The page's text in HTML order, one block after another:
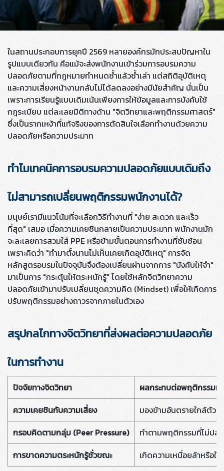
ในสถานประกอบการยุคปี 2569 หลายองค์กรมักประสบปัญหาใน
รูปแบบเดียวกัน คือแม้จะส่งพนักงานเข้าร่วมการอบรมความ
ปลอดภัยตามที่กฎหมายกำหนดซ้ำแล้วซ้ำเล่า แต่สถิติอุบัติเหตุ
และความเสี่ยงหน้างานกลับไม่ได้ลดลงอย่างมีนัยสำคัญ นั่นเป็น
เพราะการเรียนรู้แบบเดิมเน้นเพียงการให้ข้อมูลและการบังคับใช้
กฎระเบียบ แต่ละเลยมิติทางด้าน "จิตวิทยาและพฤติกรรมศาสตร์"
ซึ่งเป็นรากเหง้าที่แท้จริงของการตัดสินใจเลือกทำงานด้วยความ
ปลอดภัยหรือความประมาท
ทำไมเทคนิคการอบรมความปลอดภัยแบบเดิมถึง
ไม่สามารถเปลี่ยนพฤติกรรมพนักงานได้?
มนุษย์เรามีแนวโน้มที่จะเลือกวิธีทำงานที่ "ง่าย สะดวก และเร็ว
ที่สุด" เสมอ เมื่อความเคยชินกลายเป็นความประมาท พนักงานมัก
จะละเลยการสวมใส่ PPE หรือข้ามขั้นตอนการทำงานที่ซับซ้อน
เพราะคิดว่า "ทำมาตั้งนานไม่เห็นเคยเกิดอุบัติเหตุ" การจัด
หลักสูตรอบรมในปัจจุบันจึงต้องเปลี่ยนผ่านจากการ "บังคับให้จำ"
มาเป็นการ "กระตุ้นให้ตระหนักรู้" โดยใช้หลักจิตวิทยาความ
ปลอดภัยเข้ามาปรับเปลี่ยนชุดความคิด (Mindset) เพื่อให้เกิดการ
ปรับพฤติกรรมอย่างถาวรจากภายในตัวเอง
สรุปกลไกทางจิตวิทยาที่ส่งผลต่อความปลอดภัย
ในการทำงาน
ปัจจัยทางจิตวิทยา
ผลกระทบต่อพฤติกรรมห
ความเคยชินกับความเสี่ยง
มองข้ามอันตรายใกล้ตัวเ
กรอบคิดตามกลุ่ม (Peer Pressure)
ทำตามพฤติกรรมที่ไม่ปล
การขาดความตระหนักรู้ชั่วขณะ
เกิดความเหนื่อยล้าหรือ